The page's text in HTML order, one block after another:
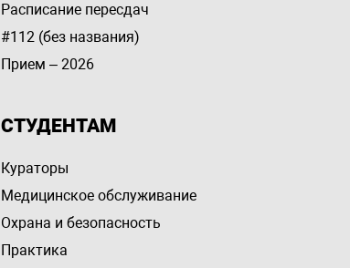
Расписание пересдач
#112 (без названия)
Прием – 2026
СТУДЕНТАМ
Кураторы
Медицинское обслуживание
Охрана и безопасность
Практика